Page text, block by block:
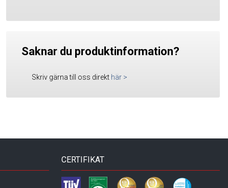
Saknar du produktinformation?
Skriv gärna till oss direkt här >
CERTIFIKAT